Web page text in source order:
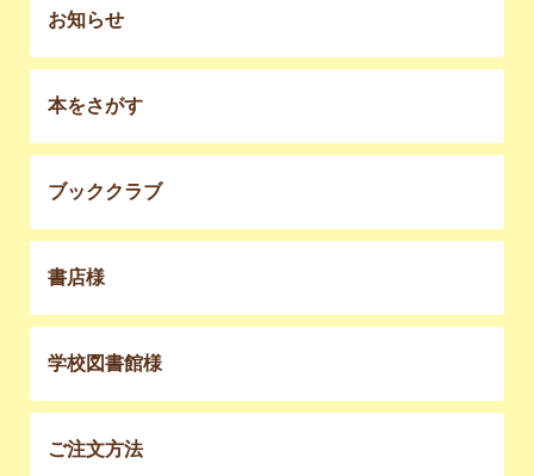
お知らせ
本をさがす
ブッククラブ
書店様
学校図書館様
ご注文方法